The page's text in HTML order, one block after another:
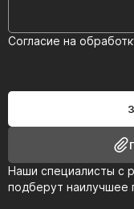
Наши специалисты с
подберут наилучшее
Согласие на